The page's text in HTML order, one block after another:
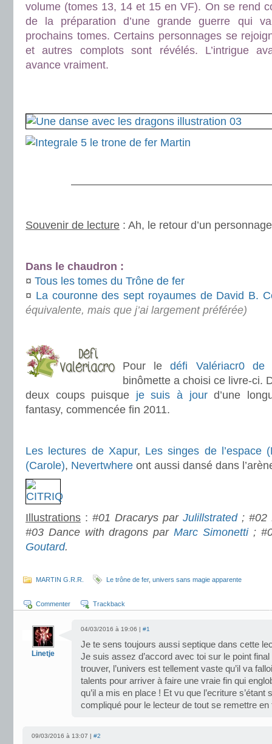
volume (tomes 13, 14 et 15 en VF). On se rend
de la préparation d’une grande guerre qui
prochains tomes. Certains personnages se
et autres complots sont révélés. L’intrigue
avance vraiment.
Souvenir de lecture : Ah, le retour d’un
Dans le chaudron :
¤ Tous les tomes du Trône de fer
¤ La couronne des sept royaumes de David B.
équivalente, mais que j’ai largement préférée)
Pour ledéfi Valériacr0 de
binômette a choisi ce livre-ci.
deux coups puisque je suis à jourd’une
fantasy, commencée fin 2011.
Les lectures de Xapur, Les singes de l’espace
(Carole), Nevertwhere ont aussi dansé dans
Illustrations : #01 Dracarys par Julillstrated; #02
#03 Dance with dragons parMarc Simonetti;
Goutard.
MARTIN G.R.R. Le trône de fer, univers sans magie apparente
Commenter Trackback
Linetje
04/03/2016 à 19:06 | #1
Je te sens toujours aussi septique dans cette
Je suis assez d’accord avec toi sur le point
trouver, l’univers est tellement vaste qu’il va
talents pour arriver à faire une vraie fin qui
qu’il a mis en place ! Et vu que l’ecriture s’étant
compliqué pour le lecteur de tout se remettre en
09/03/2016 à 13:07 | #2